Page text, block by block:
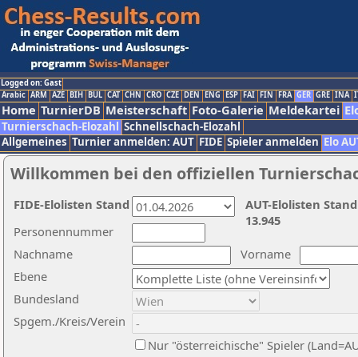
Logged on: Gast
Arabic ARM AZE BIH BUL CAT CHN CRO CZE DEN ENG ESP FAI FIN FRA GER GRE INA
Home TurnierDB Meisterschaft Foto-Galerie Meldekartei
Turnierschach-Elozahl Schnellschach-Elozahl
Allgemeines Turnier anmelden: AUT FIDE Spieler anmelden Elo
Willkommen bei den offiziellen
Nachname
Vorname
Ebene
Personennummer
Bundesland
Spgem./Kreis/Verein
Nur "österreichische" Spieler
AUT-Elolisten
13.945
FIDE-Elolisten Stand